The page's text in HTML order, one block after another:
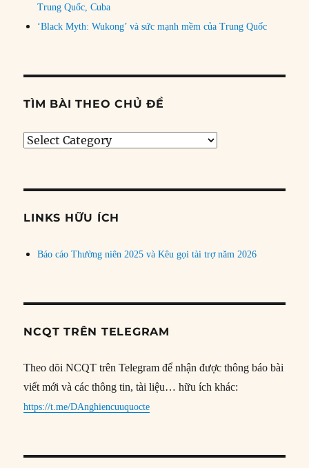
Trung Quốc, Cuba
‘Black Myth: Wukong’ và sức mạnh mềm của Trung Quốc
TÌM BÀI THEO CHỦ ĐỀ
Tìm
đề
LINKS HỮU ÍCH
Báo cáo Thường niên 2025 và Kêu gọi tài trợ năm 2026
NCQT TRÊN TELEGRAM
Theo dõi NCQT trên Telegram để nhận được thông báo bài
viết mới và các thông tin, tài liệu… hữu ích khác:
https://t.me/DAnghiencuuquocte